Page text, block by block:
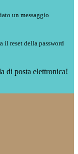
un messaggio
il reset della password
di posta elettronica!